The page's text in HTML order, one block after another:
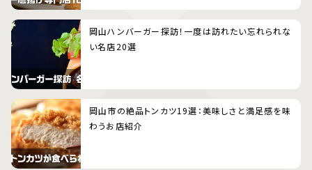
岡山ハンバーガー探訪！一度は訪れたい忘れられな
い名店20選
岡山市の絶品トンカツ19選：美味しさと満足感を味
わうお店紹介